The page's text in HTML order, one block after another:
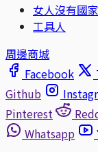
女人沒有國
工具人
周邊商城
Facebook
Github
Pinterest
Whatsapp